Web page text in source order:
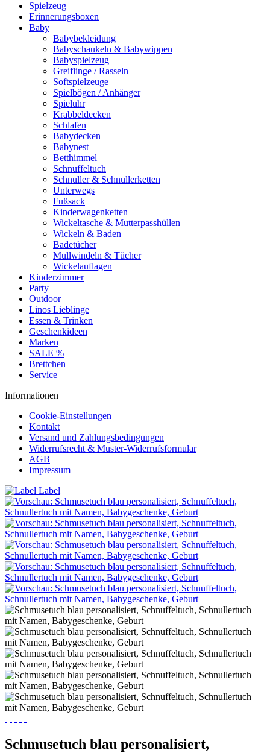
Spielzeug
Erinnerungsboxen
Baby
Babybekleidung
Babyschaukeln & Babywippen
Babyspielzeug
Greiflinge / Rasseln
Softspielzeuge
Spielbögen / Anhänger
Spieluhr
Krabbeldecken
Schlafen
Babydecken
Babynest
Betthimmel
Schnuffeltuch
Schnuller & Schnullerketten
Unterwegs
Fußsack
Kinderwagenketten
Wickeltasche & Mutterpasshüllen
Wickeln & Baden
Badetücher
Mullwindeln & Tücher
Wickelauflagen
Kinderzimmer
Party
Outdoor
Linos Lieblinge
Essen & Trinken
Geschenkideen
Marken
SALE %
Brettchen
Service
Informationen
Cookie-Einstellungen
Kontakt
Versand und Zahlungsbedingungen
Widerrufsrecht & Muster-Widerrufsformular
AGB
Impressum
Schmusetuch blau personalisiert,